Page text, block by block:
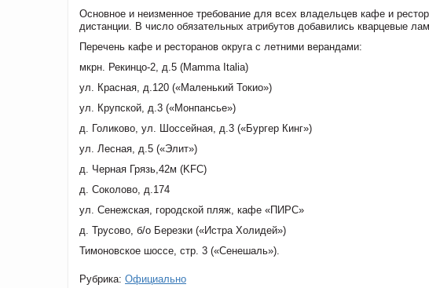
Основное и неизменное требование для всех владельцев кафе и
дистанции. В число обязательных атрибутов добавились кварцевые
Перечень кафе и ресторанов округа с летними верандами:
мкрн. Рекинцо-2, д.5 (Mamma Italia)
ул. Красная, д.120 («Маленький Токио»)
ул. Крупской, д.3 («Монпансье»)
д. Голиково, ул. Шоссейная, д.3 («Бургер Кинг»)
ул. Лесная, д.5 («Элит»)
д. Черная Грязь,42м (KFC)
д. Соколово, д.174
ул. Сенежская, городской пляж, кафе «ПИРС»
д. Трусово, б/о Березки («Истра Холидей»)
Тимоновское шоссе, стр. 3 («Сенешаль»).
Рубрика: Официально